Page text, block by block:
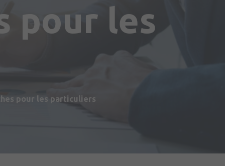
pour les
pour les particuliers